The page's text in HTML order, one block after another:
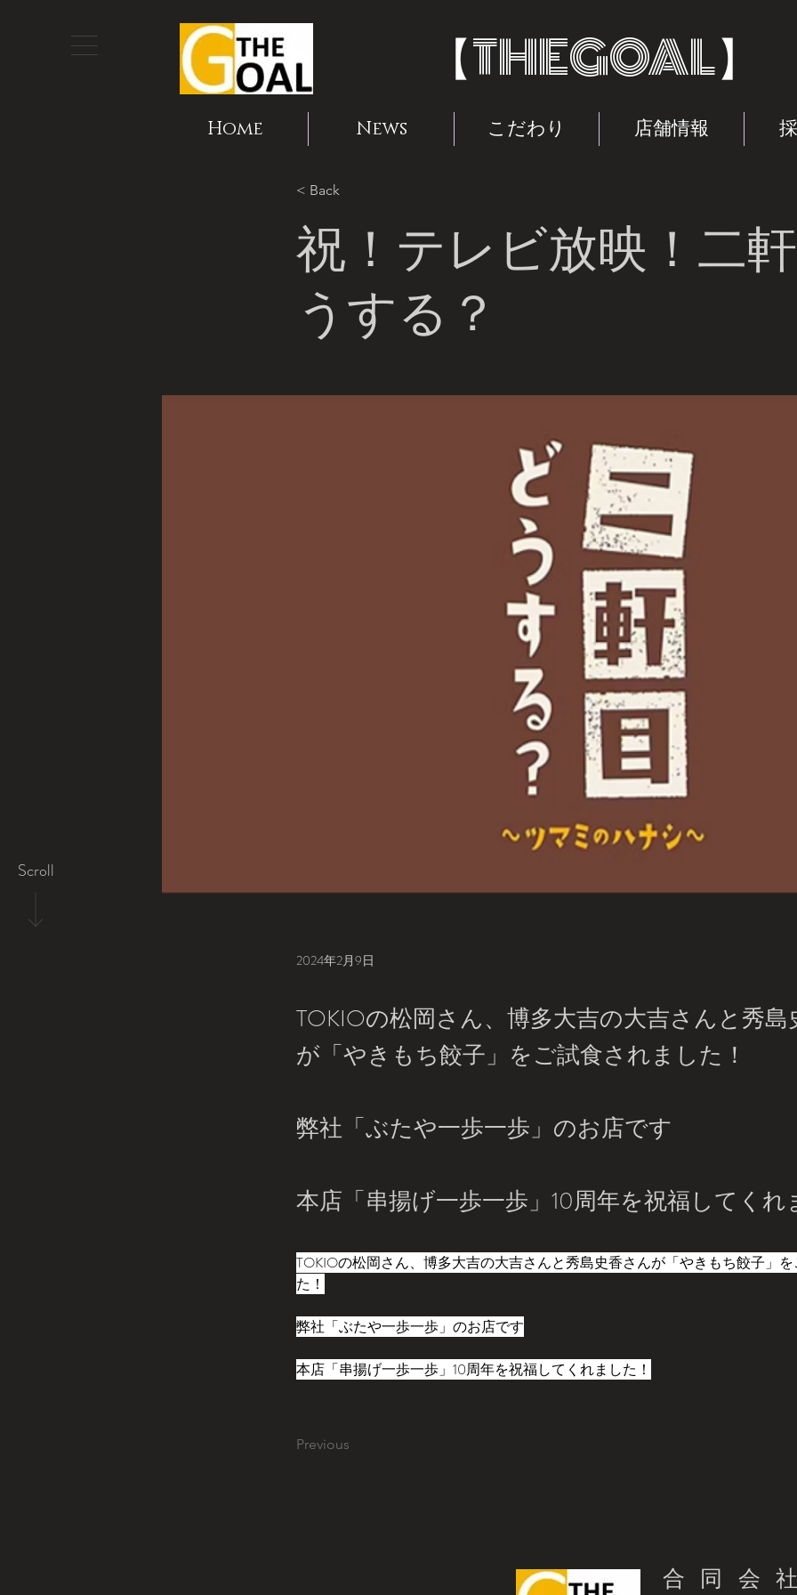
【THEGOAL
Home News こだわり 店舗情報
Scroll
< Back
祝！テレビ放映！二
うする？
2024年2月9日
TOKIOの松岡さん、博多大吉の大吉さんと秀
が「やきもち餃子」をご試食されました！
弊社「ぶたや一歩一歩」のお店です
本店「串揚げ一歩一歩」10周年を祝福してくれ
TOKIOの松岡さん、博多大吉の大吉さんと秀島史香さんが「やきもち餃子」
た！
弊社「ぶたや一歩一歩」のお店です
本店「串揚げ一歩一歩」10周年を祝福してくれました！
Previous
合同会